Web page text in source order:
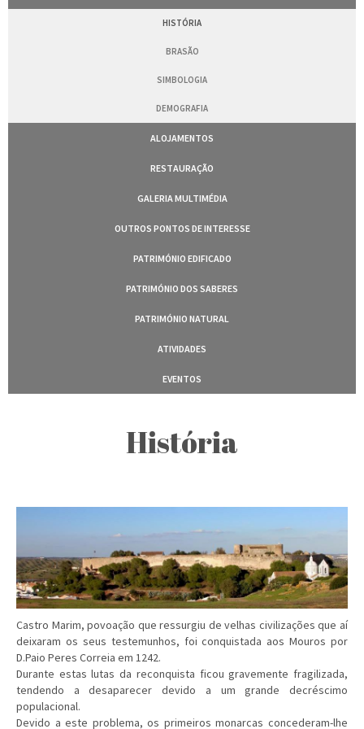
HISTÓRIA
BRASÃO
SIMBOLOGIA
DEMOGRAFIA
ALOJAMENTOS
RESTAURAÇÃO
GALERIA MULTIMÉDIA
OUTROS PONTOS DE INTERESSE
PATRIMÓNIO EDIFICADO
PATRIMÓNIO DOS SABERES
PATRIMÓNIO NATURAL
ATIVIDADES
EVENTOS
História
Castro Marim, povoação que ressurgiu de velhas civilizações que aí
deixaram os seus testemunhos, foi conquistada aos Mouros por
D.Paio Peres Correia em 1242.
Durante estas lutas da reconquista ficou gravemente fragilizada,
tendendo a desaparecer devido a um grande decréscimo
populacional.
Devido a este problema, os primeiros monarcas concederam-lhe